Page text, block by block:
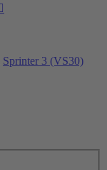
Sprinter 3 (VS30)